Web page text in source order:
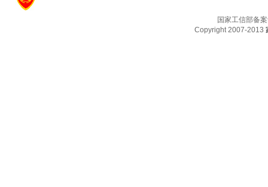
国家工信部备
Copyright 2007-2013